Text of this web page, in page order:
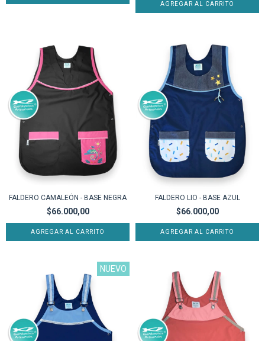
AGREGAR AL CARRITO
FALDERO CAMALEÓN - BASE NEGRA
$66.000,00
AGREGAR AL CARRITO
FALDERO LIO - BASE AZUL
$66.000,00
AGREGAR AL CARRITO
NUEVO